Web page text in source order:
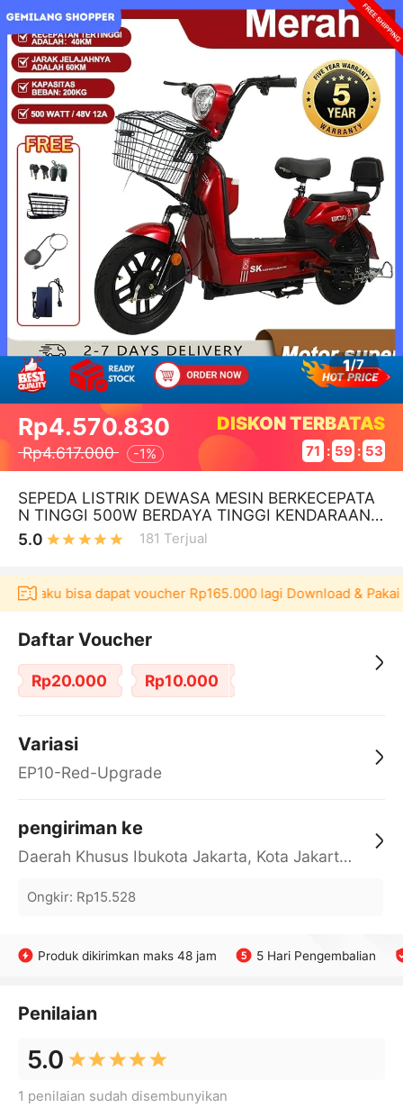
1/7
Rp4.570.830
Rp4.617.000 -1%
DISKON TERBATAS
71 : 59 : 53
SEPEDA LISTRIK DEWASA MESIN BERKECEPATA
N TINGGI 500W BERDAYA TINGGI KENDARAAN L
ISTRIK MEWAH KELAS ATAS 35KM/H BERKUALIT
A
5.0 181 Terjual
bisa dapat voucher Rp165.000 lagi Download & Pakai！
Daftar Voucher
Rp20.000 Rp10.000
Variasi
EP10-Red-Upgrade
pengiriman ke
Daerah Khusus Ibukota Jakarta, Kota Jakarta Barat, Cengkareng, yy
Ongkir: Rp15.528
Produk dikirimkan maks 48 jam 5 Hari Pengembalian
Penilaian
5.0
1 penilaian sudah disembunyikan